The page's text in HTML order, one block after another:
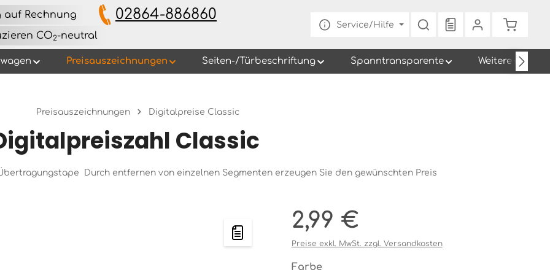
auf Rechnung 02864-886860
CO2-neutral
Service/Hilfe
Du hast 0 Produkte
Preisauszeichnungen Seiten-/Türbeschriftung Spanntransparente Weitere
Preisauszeichnungen Digitalpreise Classic
Classic
Durch entfernen von einzelnen Segmenten erzeugen Sie den gewünschten Preis
Regulärer Preis:
2,99 €
Preise exkl. MwSt. zzgl. Versandkosten
Farbeauswählen